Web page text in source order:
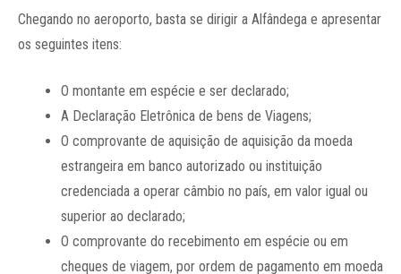
Chegando no aeroporto, basta se dirigir a Alfândega e apresentar
os seguintes itens:
O montante em espécie e ser declarado;
A Declaração Eletrônica de bens de Viagens;
O comprovante de aquisição de aquisição da moeda
estrangeira em banco autorizado ou instituição
credenciada a operar câmbio no país, em valor igual ou
superior ao declarado;
O comprovante do recebimento em espécie ou em
cheques de viagem, por ordem de pagamento em moeda